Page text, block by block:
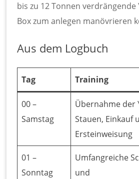
bis zu 12 Tonnen verdrängende
Box zum anlegen manövrieren
Aus dem Logbuch
Tag Training
00 –
Samstag
Übernahme der
Stauen, Einkauf
Ersteinweisung
01 –
Sonntag
Umfangreiche
und